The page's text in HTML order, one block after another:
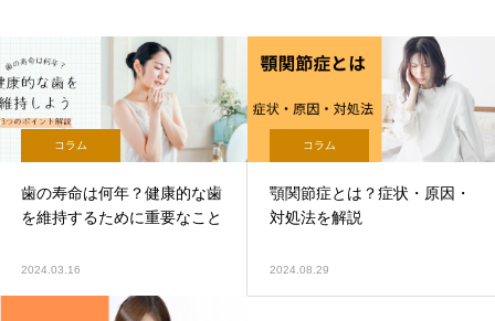
コラム
歯の寿命は何年？健康的な歯
を維持するために重要なこと
2024.03.16
コラム
顎関節症とは？症状・原因・
対処法を解説
2024.08.29